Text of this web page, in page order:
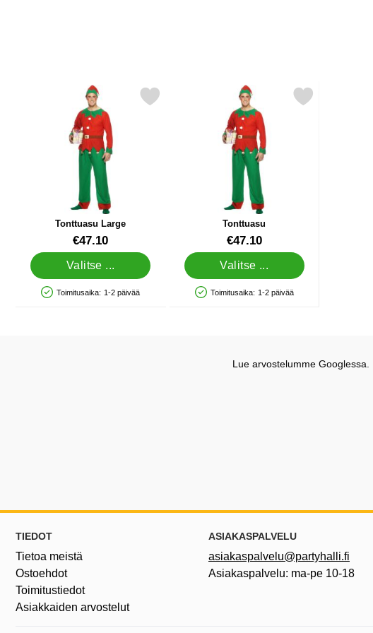
Tonttuasu Large
Tuote.nro 9669€47.10
Valitse ...
Saatavuus: Varastossa
Toimitusaika: 1-2 päivää
Merkitse tonttuasu Large suosikiksi
Tonttuasu
Tuote.nro 9670€47.10
Valitse ...
Saatavuus: Varastossa
Toimitusaika: 1-2 päivää
Merkitse tonttuasu suosikiksi
Lue arvostelumme
Alatunnisteen sisältö Sekalaista tietoa ja linkkejä
TIEDOT
Tietoa meistä
Ostoehdot
Toimitustiedot
Asiakkaiden arvostelut
ASIAKASPALVELU
asiakaspalvelu@partyhalli.fi
Asiakaspalvelu: ma-pe 10-18